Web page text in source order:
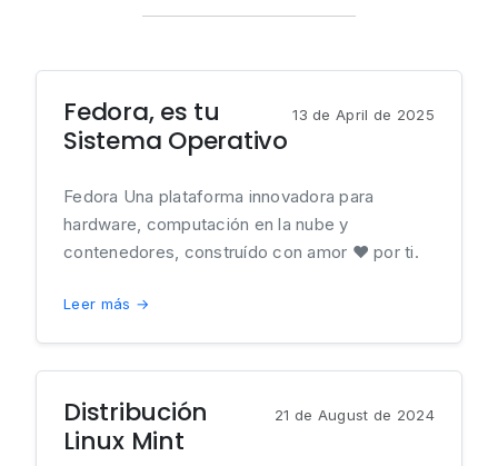
Fedora, es tu
Sistema Operativo
13 de April de 2025
Fedora Una plataforma innovadora para
hardware, computación en la nube y
contenedores, construído con amor ❤ por ti.
Leer más →
Distribución
Linux Mint
21 de August de 2024